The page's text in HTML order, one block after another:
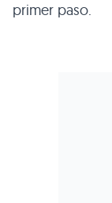
primer paso.